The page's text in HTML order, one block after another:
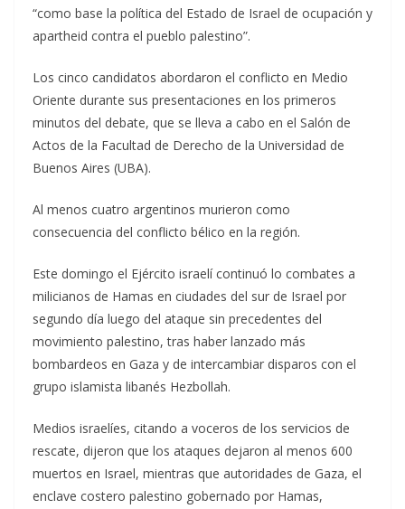
“como base la política del Estado de Israel de ocupación y
apartheid contra el pueblo palestino”.
Los cinco candidatos abordaron el conflicto en Medio
Oriente durante sus presentaciones en los primeros
minutos del debate, que se lleva a cabo en el Salón de
Actos de la Facultad de Derecho de la Universidad de
Buenos Aires (UBA).
Al menos cuatro argentinos murieron como
consecuencia del conflicto bélico en la región.
Este domingo el Ejército israelí continuó lo combates a
milicianos de Hamas en ciudades del sur de Israel por
segundo día luego del ataque sin precedentes del
movimiento palestino, tras haber lanzado más
bombardeos en Gaza y de intercambiar disparos con el
grupo islamista libanés Hezbollah.
Medios israelíes, citando a voceros de los servicios de
rescate, dijeron que los ataques dejaron al menos 600
muertos en Israel, mientras que autoridades de Gaza, el
enclave costero palestino gobernado por Hamas,